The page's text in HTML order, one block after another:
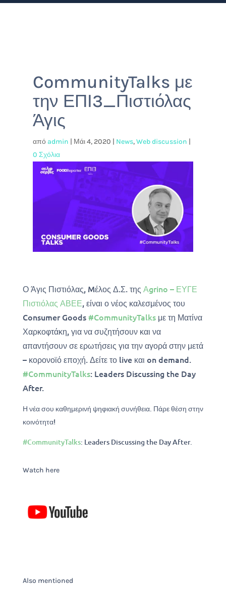
CommunityTalks με
την ΕΠΙ3_Πιστιόλας
Άγις
από admin | Μάι 4, 2020 | News,Web discussion |
0 Σχόλια
Ο Άγις Πιστιόλας, Mέλος Δ.Σ. της Αgrino – ΕΥΓΕ
Πιστιόλας ΑΒΕΕ, είναι ο νέος καλεσμένος του
Consumer Goods#CommunityTalks με τη Ματίνα
Χαρκοφτάκη, για να συζητήσουν και να
απαντήσουν σε ερωτήσεις για την αγορά στην μετά
– κορονοϊό εποχή. Δείτε το live και on demand.
#CommunityTalks: Leaders Discussing the Day
After.
Η νέα σου καθημερινή ψηφιακή συνήθεια. Πάρε θέση στην
κοινότητα!
#CommunityTalks: Leaders Discussing the Day After.
Watch here
Also mentioned